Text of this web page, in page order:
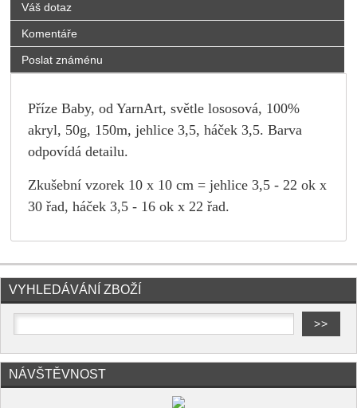
Váš dotaz
Komentáře
Poslat známénu
Příze Baby, od YarnArt, světle lososová, 100%
akryl, 50g, 150m, jehlice 3,5, háček 3,5. Barva
odpovídá detailu.
Zkušební vzorek 10 x 10 cm = jehlice 3,5 - 22 ok x
30 řad, háček 3,5 - 16 ok x 22 řad.
VYHLEDÁVÁNÍ ZBOŽÍ
NÁVŠTĚVNOST